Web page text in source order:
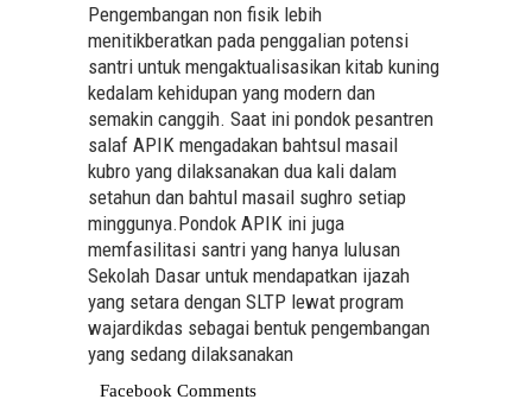
Pengembangan non fisik lebih
menitikberatkan pada penggalian potensi
santri untuk mengaktualisasikan kitab kuning
kedalam kehidupan yang modern dan
semakin canggih. Saat ini pondok pesantren
salaf APIK mengadakan bahtsul masail
kubro yang dilaksanakan dua kali dalam
setahun dan bahtul masail sughro setiap
minggunya.Pondok APIK ini juga
memfasilitasi santri yang hanya lulusan
Sekolah Dasar untuk mendapatkan ijazah
yang setara dengan SLTP lewat program
wajardikdas sebagai bentuk pengembangan
yang sedang dilaksanakan
Facebook Comments